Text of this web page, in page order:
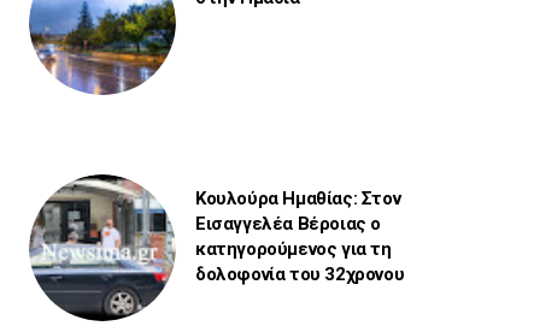
Κουλούρα Ημαθίας: Στον
Εισαγγελέα Βέροιας ο
κατηγορούμενος για τη
δολοφονία του 32χρονου